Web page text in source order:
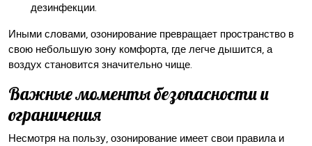
дезинфекции.
Иными словами, озонирование превращает пространство в
свою небольшую зону комфорта, где легче дышится, а
воздух становится значительно чище.
Важные моменты безопасности и
ограничения
Несмотря на пользу, озонирование имеет свои правила и